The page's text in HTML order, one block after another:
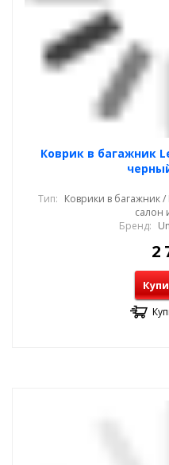
Коврик в багажник
Тип: Коврики в багажник
салон
Бренд:
2